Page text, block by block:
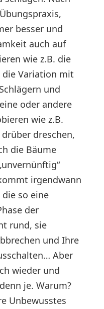
besser und
auch auf
wie z.B. die
die Variation mit
und
oder andere
wie z.B.
dreschen,
die Bäume
irgendwann
die so eine
der
rund, sie
und Ihre
Aber
wieder und
je. Warum?
Unbewusstes